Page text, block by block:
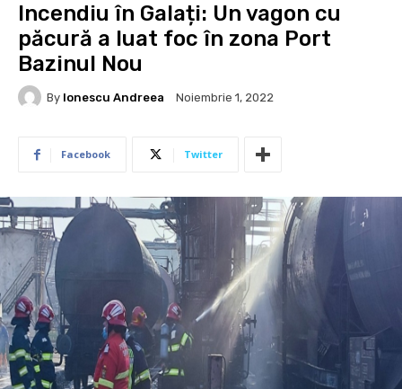
Incendiu în Galați: Un vagon cu
păcură a luat foc în zona Port
Bazinul Nou
By Ionescu Andreea Noiembrie 1, 2022
Facebook Twitter